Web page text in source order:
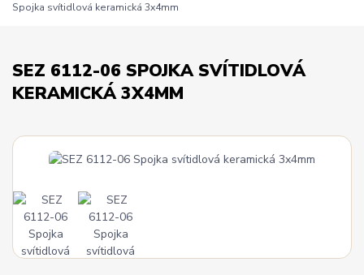
Spojka svítidlová keramická 3x4mm
SEZ 6112-06 SPOJKA SVÍTIDLOVÁ
KERAMICKÁ 3X4MM